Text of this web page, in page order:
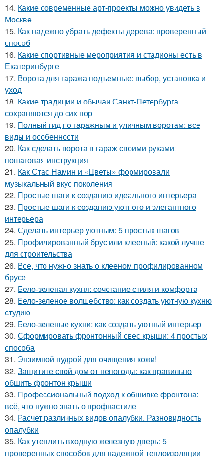
14. Какие современные арт-проекты можно увидеть в
Москве
15. Как надежно убрать дефекты дерева: проверенный
способ
16. Какие спортивные мероприятия и стадионы есть в
Екатеринбурге
17. Ворота для гаража подъемные: выбор, установка и
уход
18. Какие традиции и обычаи Санкт-Петербурга
сохраняются до сих пор
19. Полный гид по гаражным и уличным воротам: все
виды и особенности
20. Как сделать ворота в гараж своими руками:
пошаговая инструкция
21. Как Стас Намин и «Цветы» формировали
музыкальный вкус поколения
22. Простые шаги к созданию идеального интерьера
23. Простые шаги к созданию уютного и элегантного
интерьера
24. Сделать интерьер уютным: 5 простых шагов
25. Профилированный брус или клееный: какой лучше
для строительства
26. Все, что нужно знать о клееном профилированном
брусе
27. Бело-зеленая кухня: сочетание стиля и комфорта
28. Бело-зеленое волшебство: как создать уютную кухню
студию
29. Бело-зеленые кухни: как создать уютный интерьер
30. Сформировать фронтонный свес крыши: 4 простых
способа
31. Энзимной пудрой для очищения кожи!
32. Защитите свой дом от непогоды: как правильно
обшить фронтон крыши
33. Профессиональный подход к обшивке фронтона:
всё, что нужно знать о профнастиле
34. Расчет различных видов опалубки. Разновидность
опалубки
35. Как утеплить входную железную дверь: 5
проверенных способов для надежной теплоизоляции